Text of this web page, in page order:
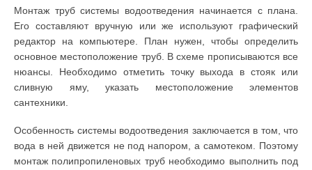
Монтаж труб системы водоотведения начинается с плана.
Его составляют вручную или же используют графический
редактор на компьютере. План нужен, чтобы определить
основное местоположение труб. В схеме прописываются все
нюансы. Необходимо отметить точку выхода в стояк или
сливную яму, указать местоположение элементов
сантехники.
Особенность системы водоотведения заключается в том, что
вода в ней движется не под напором, а самотеком. Поэтому
монтаж полипропиленовых труб необходимо выполнить под